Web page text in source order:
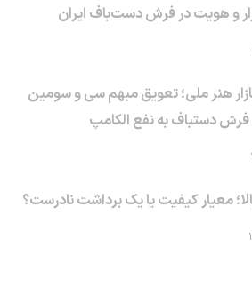
و هویت در فرش دست‌باف ایران
هنر ملی؛ تعویق مبهم سی و سومین
فرش دستباف به نفع الکامپ
معیار کیفیت یا یک برداشت نادرست؟